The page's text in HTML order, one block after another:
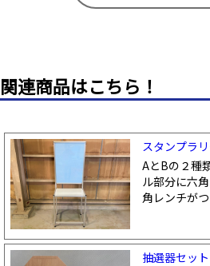
関連商品はこちら！
スタンプラ
AとBの２種
ル部分に六
角レンチが
抽選器セット